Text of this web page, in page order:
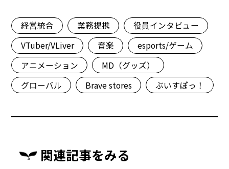
経営統合 業務提携
役員インタビュー
VTuber/VLiver
音楽
esports/ゲーム
アニメーション
MD（グッズ）
グローバル
Brave stores ぶいすぽっ！
関連記事をみる